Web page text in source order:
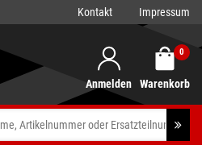
Kontakt Impressum
Anmelden
0
Warenkorb